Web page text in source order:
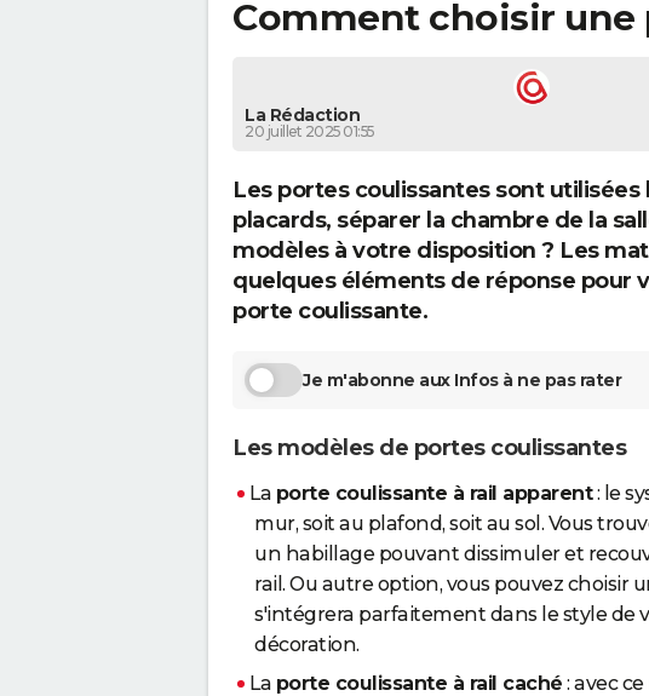
Comment choisir une
La Rédaction
20 juillet 2025 01:55
Les portes coulissantes sont
placards, séparer la chambre de la
modèles à votre disposition ? Les
quelques éléments de réponse pour
porte coulissante.
Je m'abonne aux Infos à ne pas rater
Les modèles de portes coulissantes
La porte coulissante à rail apparent: le
mur, soit au plafond, soit au sol. Vous
un habillage pouvant dissimuler et
rail. Ou autre option, vous pouvez choisir
s'intégrera parfaitement dans le style de
décoration.
La porte coulissante à rail caché : avec